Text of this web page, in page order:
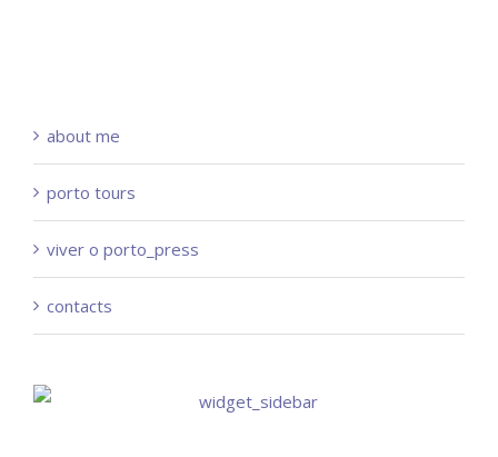
about me
porto tours
viver o porto_press
contacts